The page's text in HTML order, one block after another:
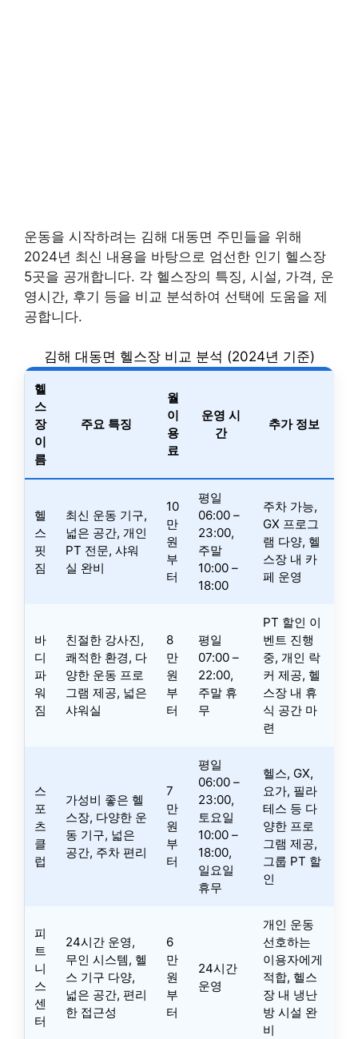
운동을 시작하려는 김해 대동면 주민들을 위해
2024년 최신 내용을 바탕으로 엄선한 인기 헬스장
5곳을 공개합니다. 각 헬스장의 특징, 시설, 가격, 운
영시간, 후기 등을 비교 분석하여 선택에 도움을 제
공합니다.
김해 대동면 헬스장 비교 분석 (2024년 기준)
헬
스
장
이
름
주요 특징
월
이
용
료
운영 시
간
추가 정보
헬
스
핏
짐
최신 운동 기구,
넓은 공간, 개인
PT 전문, 샤워
실 완비
10
만
원
부
터
평일
06:00 –
23:00,
주말
10:00 –
18:00
주차 가능,
GX 프로그
램 다양, 헬
스장 내 카
페 운영
바
디
파
워
짐
친절한 강사진,
쾌적한 환경, 다
양한 운동 프로
그램 제공, 넓은
샤워실
8
만
원
부
터
평일
07:00 –
22:00,
주말 휴
무
PT 할인 이
벤트 진행
중, 개인 락
커 제공, 헬
스장 내 휴
식 공간 마
련
스
포
츠
클
럽
가성비 좋은 헬
스장, 다양한 운
동 기구, 넓은
공간, 주차 편리
7
만
원
부
터
평일
06:00 –
23:00,
토요일
10:00 –
18:00,
일요일
휴무
헬스, GX,
요가, 필라
테스 등 다
양한 프로
그램 제공,
그룹 PT 할
인
피
트
니
스
센
터
24시간 운영,
무인 시스템, 헬
스 기구 다양,
넓은 공간, 편리
한 접근성
6
만
원
부
터
24시간
운영
개인 운동
선호하는
이용자에게
적합, 헬스
장 내 냉난
방 시설 완
비